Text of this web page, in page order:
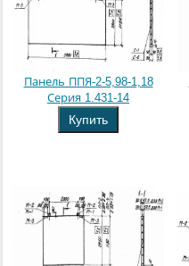
Панель ППЯ-2-5,98-1,18
Серия 1.431-14
Купить